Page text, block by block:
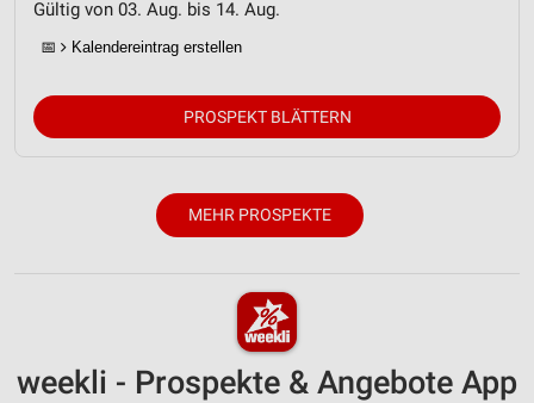
Gültig von 03. Aug. bis 14. Aug.
📅 Kalendereintrag erstellen
PROSPEKT BLÄTTERN
MEHR PROSPEKTE
weekli - Prospekte & Angebote App
Messung der Performance von Inhalten
Kombinationen von Daten aus verschiedenen
Verwendung reduzierter Daten zur Auswahl von
Verwendung genauer Standortdaten
Geräte anhand von aktiv angeforderten
Informationen identifizieren